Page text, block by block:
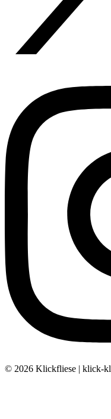
© 2026 Klickfliese | klick-